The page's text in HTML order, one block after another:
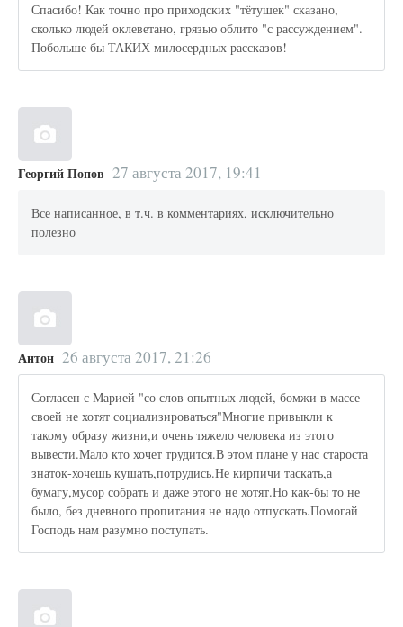
Спасибо! Как точно про приходских "тётушек" сказано,
сколько людей оклеветано, грязью облито "с рассуждением".
Побольше бы ТАКИХ милосердных рассказов!
Георгий Попов 27 августа 2017, 19:41
Все написанное, в т.ч. в комментариях, исключительно
полезно
Антон 26 августа 2017, 21:26
Согласен с Марией "со слов опытных людей, бомжи в массе
своей не хотят социализироваться"Многие привыкли к
такому образу жизни,и очень тяжело человека из этого
вывести.Мало кто хочет трудится.В этом плане у нас староста
знаток-хочешь кушать,потрудись.Не кирпичи таскать,а
бумагу,мусор собрать и даже этого не хотят.Но как-бы то не
было, без дневного пропитания не надо отпускать.Помогай
Господь нам разумно поступать.